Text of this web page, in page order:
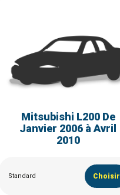
Mitsubishi L200 De
Janvier 2006 à Avril
2010
Standard Choisir